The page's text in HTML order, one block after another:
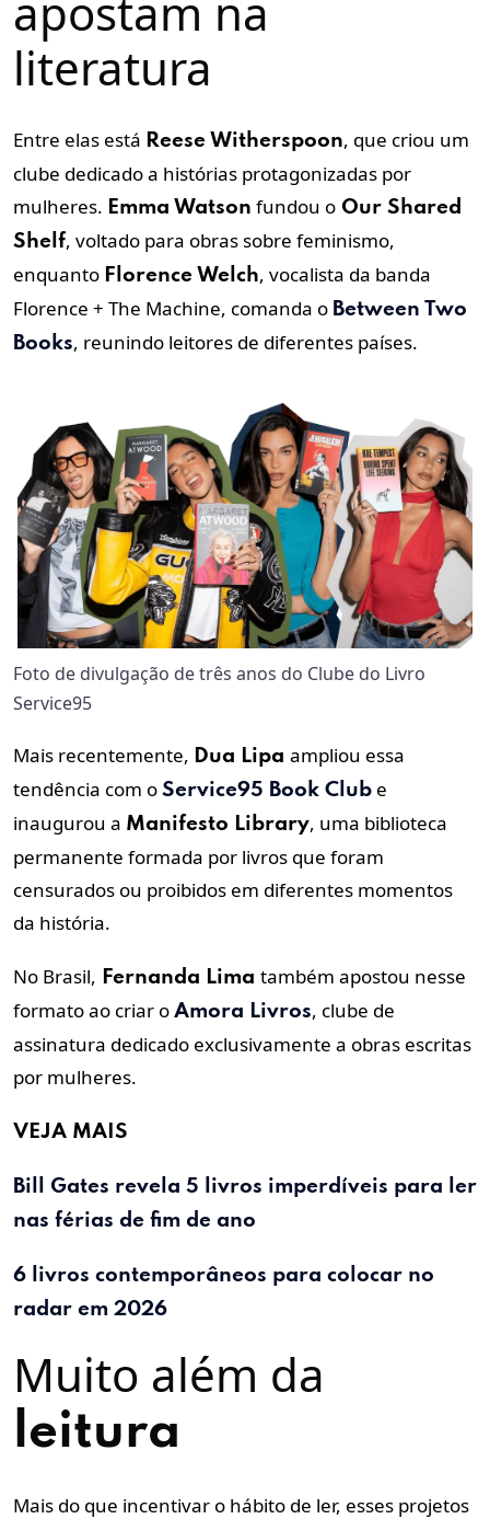
literatura
Entre elas está Reese Witherspoon, que criou um
clube dedicado a histórias protagonizadas por
mulheres. Emma Watson fundou o Our Shared
Shelf, voltado para obras sobre feminismo,
enquanto Florence Welch, vocalista da banda
Florence + The Machine, comanda o Between Two
Books, reunindo leitores de diferentes países.
Foto de divulgação de três anos do Clube do Livro
Service95
Mais recentemente, Dua Lipa ampliou essa
tendência com o Service95 Book Club e
inaugurou a Manifesto Library, uma biblioteca
permanente formada por livros que foram
censurados ou proibidos em diferentes momentos
da história.
No Brasil, Fernanda Lima também apostou nesse
formato ao criar o Amora Livros, clube de
assinatura dedicado exclusivamente a obras escritas
por mulheres.
VEJA MAIS
Bill Gates revela 5 livros imperdíveis para ler
nas férias de fim de ano
6 livros contemporâneos para colocar no
radar em 2026
Muito além da
leitura
Mais do que incentivar o hábito de ler, esses projetos